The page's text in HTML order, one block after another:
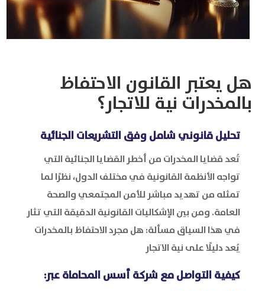
هل يعتبر القانون الاحتفاظ
بالمخدرات نية للاتجار؟
تحليل قانوني شامل وفق التشريعات الجنائية
تُعد قضايا المخدرات من أخطر القضايا الجنائية التي
تواجه الأنظمة القانونية في مختلف الدول، نظرًا لما
تمثله من تهديد مباشر للأمن المجتمعي والصحة
العامة. ومن بين الإشكاليات القانونية الدقيقة التي تثار
في هذا السياق مسألة: هل مجرد الاحتفاظ بالمخدرات
يُعد دليلًا على نية الاتجار
كيفية التواصل معشركة أسس المحاماة عبر: